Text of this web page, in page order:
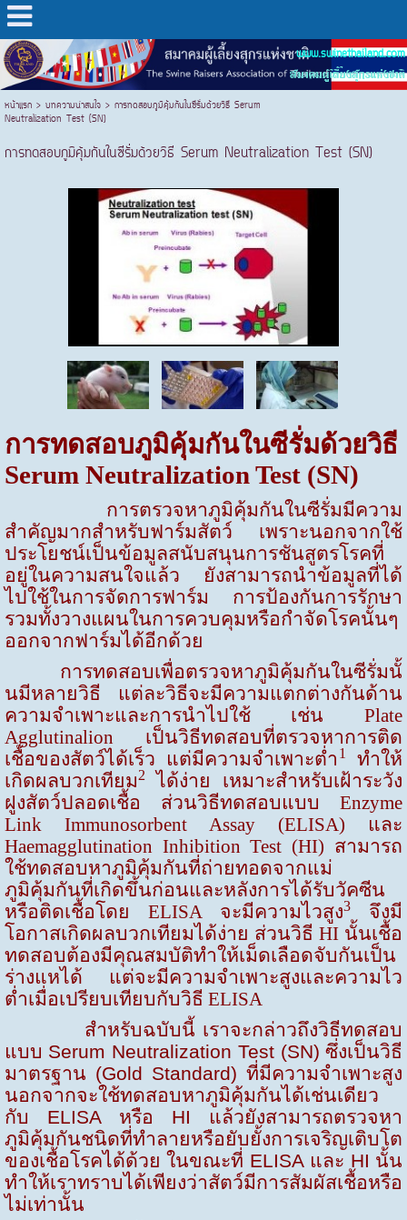
www.swinethailand.com
สมาคมผู้เลี้ยงสุกรแห่งชาติ
หน้าแรก > บทความน่าสนใจ> การทดสอบภูมิคุ้มกันในซีรั่มด้วยวิธี Serum
Neutralization Test (SN)
การทดสอบภูมิคุ้มกันในซีรั่มด้วยวิธี Serum Neutralization Test (SN)
การทดสอบภูมิคุ้มกันในซีรั่มด้วยวิธี
Serum Neutralization Test (SN)
การตรวจหาภูมิคุ้มกันในซีรั่มมีความ
สำคัญมากสำหรับฟาร์มสัตว์ เพราะนอกจากใช้
ประโยชน์เป็นข้อมูลสนับสนุนการชันสูตรโรคที่
อยู่ในความสนใจแล้ว ยังสามารถนำข้อมูลที่ได้
ไปใช้ในการจัดการฟาร์ม การป้องกันการรักษา
รวมทั้งวางแผนในการควบคุมหรือกำจัดโรคนั้นๆ
ออกจากฟาร์มได้อีกด้วย
การทดสอบเพื่อตรวจหาภูมิคุ้มกันในซีรั่มนั้
นมีหลายวิธี แต่ละวิธีจะมีความแตกต่างกันด้าน
ความจำเพาะและการนำไปใช้ เช่นPlate
Agglutinalion เป็นวิธีทดสอบที่ตรวจหาการติด
เชื้อของสัตว์ได้เร็ว แต่มีความจำเพาะต่ำ 1
ทำให้
เกิดผลบวกเทียม2ได้ง่าย เหมาะสำหรับเฝ้าระวัง
ฝูงสัตว์ปลอดเชื้อ ส่วนวิธีทดสอบแบบEnzyme
Link Immunosorbent Assay (ELISA) และ
Haemagglutination Inhibition Test (HI) สามารถ
ใช้ทดสอบหาภูมิคุ้มกันที่ถ่ายทอดจากแม่
ภูมิคุ้มกันที่เกิดขึ้นก่อนและหลังการได้รับวัคซีน
หรือติดเชื้อโดย ELISA จะมีความไวสูง3
จึงมี
โอกาสเกิดผลบวกเทียมได้ง่าย ส่วนวิธีHI นั้นเชื้อ
ทดสอบต้องมีคุณสมบัติทำให้เม็ดเลือดจับกันเป็น
ร่างแหได้ แต่จะมีความจำเพาะสูงและความไว
ต่ำเมื่อเปรียบเทียบกับวิธี ELISA
สำหรับฉบับนี้ เราจะกล่าวถึงวิธีทดสอบ
แบบ Serum Neutralization Test (SN) ซึ่งเป็นวิธี
มาตรฐาน (Gold Standard)ที่มีความจำเพาะสูง
นอกจากจะใช้ทดสอบหาภูมิคุ้มกันได้เช่นเดียว
กับ ELISAหรือ HI แล้วยังสามารถตรวจหา
ภูมิคุ้มกันชนิดที่ทำลายหรือยับยั้งการเจริญเติบโต
ของเชื้อโรคได้ด้วย ในขณะที่ ELISA และ HI นั้น
ทำให้เราทราบได้เพียงว่าสัตว์มีการสัมผัสเชื้อหรือ
ไม่เท่านั้น